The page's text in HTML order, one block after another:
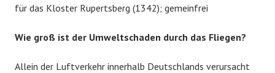
für das Kloster Rupertsberg (1342); gemeinfrei
Wie groß ist der Umweltschaden durch das Fliegen?
Allein der Luftverkehr innerhalb Deutschlands verursacht